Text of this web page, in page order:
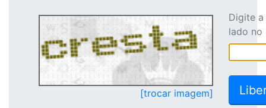
[trocar imagem]
Digite
lado no